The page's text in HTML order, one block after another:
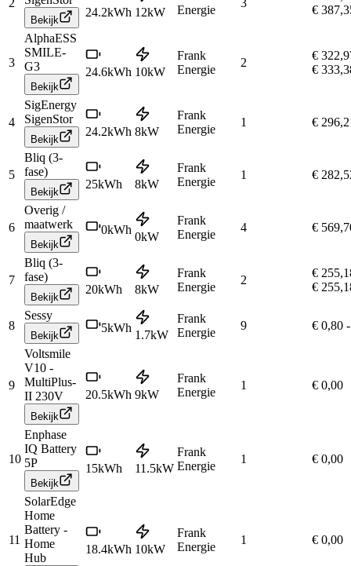
2
Bekijk
24.2kWh 12kW
Energie
3
€
3
AlphaESS
SMILE-
G3
Bekijk
24.6kWh 10kW
Frank
Energie
2
€
€
4
SigEnergy
SigenStor
Bekijk
24.2kWh 8kW
Frank
Energie
1 €
5
Bliq (3-
fase)
Bekijk
25kWh 8kW
Frank
Energie
1 €
6
Overig /
maatwerk
Bekijk
0kWh
0kW
Frank
Energie
4 €
7
Bliq (3-
fase)
Bekijk
20kWh 8kW
Frank
Energie
2
€
€
8
Sessy
Bekijk
5kWh
1.7kW
Frank
Energie
9 € 0,80 -
9
Voltsmile
V10 -
MultiPlus-
II 230V
Bekijk
20.5kWh 9kW
Frank
Energie
1 € 0,00
10
Enphase
IQ Battery
5P
Bekijk
15kWh 11.5kW
Frank
Energie
1 € 0,00
11
SolarEdge
Home
Battery -
Home
Hub
18.4kWh 10kW
Frank
Energie
1 € 0,00